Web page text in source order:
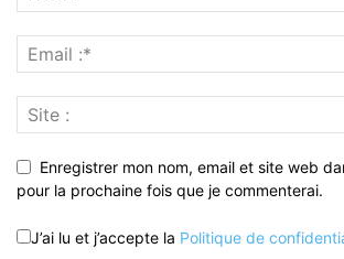
Enregistrer mon nom, email et site web
pour la prochaine fois que je commenterai.
J’ai lu et j’accepte la Politique de